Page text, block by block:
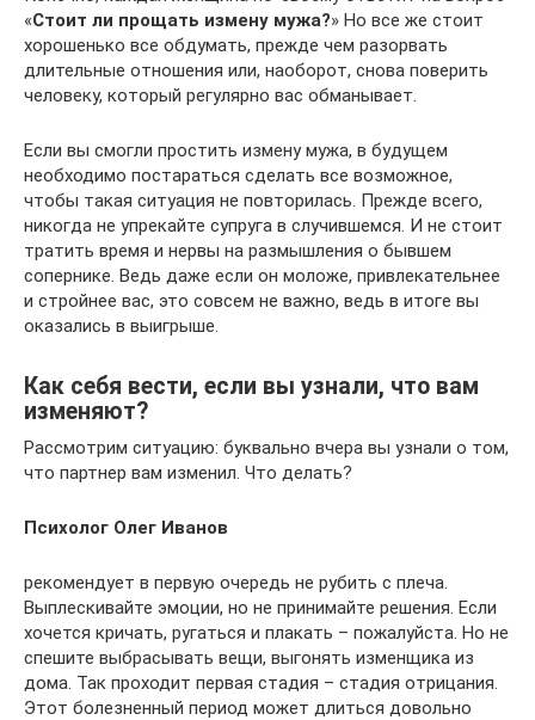
«Стоит ли прощать измену мужа?» Но все же стоит
хорошенько все обдумать, прежде чем разорвать
длительные отношения или, наоборот, снова поверить
человеку, который регулярно вас обманывает.
Если вы смогли простить измену мужа, в будущем
необходимо постараться сделать все возможное,
чтобы такая ситуация не повторилась. Прежде всего,
никогда не упрекайте супруга в случившемся. И не стоит
тратить время и нервы на размышления о бывшем
сопернике. Ведь даже если он моложе, привлекательнее
и стройнее вас, это совсем не важно, ведь в итоге вы
оказались в выигрыше.
Как себя вести, если вы узнали, что вам
изменяют?
Рассмотрим ситуацию: буквально вчера вы узнали о том,
что партнер вам изменил. Что делать?
Психолог Олег Иванов
рекомендует в первую очередь не рубить с плеча.
Выплескивайте эмоции, но не принимайте решения. Если
хочется кричать, ругаться и плакать – пожалуйста. Но не
спешите выбрасывать вещи, выгонять изменщика из
дома. Так проходит первая стадия – стадия отрицания.
Этот болезненный период может длиться довольно